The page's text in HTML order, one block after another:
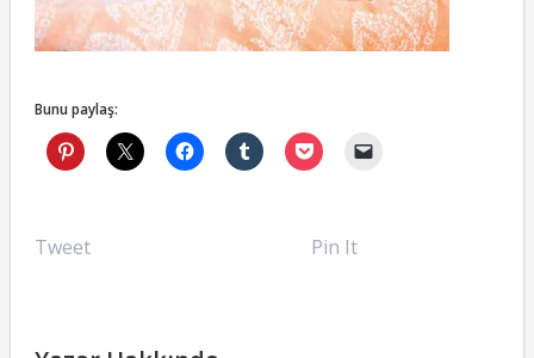
Bunu paylaş:
Tweet Pin It